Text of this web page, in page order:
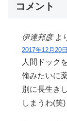
コメント
伊達邦彦 よ
2017年12月20
人間ドック
俺みたいに
別に長生き
しまうわ(笑)